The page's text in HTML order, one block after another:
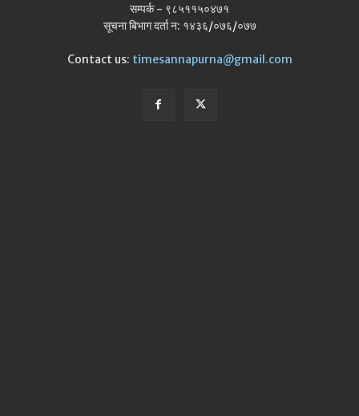
सम्पर्क - ९८५११५०४७१
सूचना बिभाग दर्ता न: १४३६/०७६/०७७
Contact us: timesannapurna@gmail.com